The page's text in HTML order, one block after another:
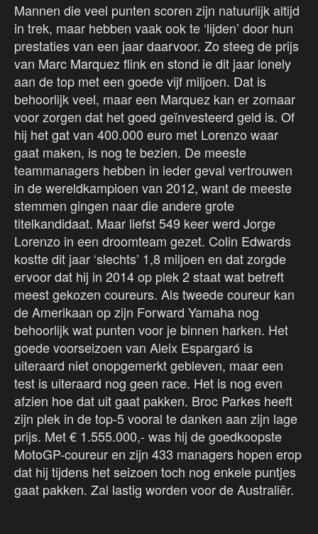
Mannen die veel punten scoren zijn natuurlijk altijd
in trek, maar hebben vaak ook te ‘lijden’ door hun
prestaties van een jaar daarvoor. Zo steeg de prijs
van Marc Marquez flink en stond ie dit jaar lonely
aan de top met een goede vijf miljoen. Dat is
behoorlijk veel, maar een Marquez kan er zomaar
voor zorgen dat het goed geïnvesteerd geld is. Of
hij het gat van 400.000 euro met Lorenzo waar
gaat maken, is nog te bezien. De meeste
teammanagers hebben in ieder geval vertrouwen
in de wereldkampioen van 2012, want de meeste
stemmen gingen naar die andere grote
titelkandidaat. Maar liefst 549 keer werd Jorge
Lorenzo in een droomteam gezet. Colin Edwards
kostte dit jaar ‘slechts’ 1,8 miljoen en dat zorgde
ervoor dat hij in 2014 op plek 2 staat wat betreft
meest gekozen coureurs. Als tweede coureur kan
de Amerikaan op zijn Forward Yamaha nog
behoorlijk wat punten voor je binnen harken. Het
goede voorseizoen van Aleix Espargaró is
uiteraard niet onopgemerkt gebleven, maar een
test is uiteraard nog geen race. Het is nog even
afzien hoe dat uit gaat pakken. Broc Parkes heeft
zijn plek in de top-5 vooral te danken aan zijn lage
prijs. Met € 1.555.000,- was hij de goedkoopste
MotoGP-coureur en zijn 433 managers hopen erop
dat hij tijdens het seizoen toch nog enkele puntjes
gaat pakken. Zal lastig worden voor de Australiër.